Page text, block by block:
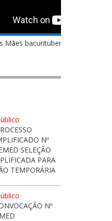
Nº
SELEÇÃO
PARA
TEMPORÁRIA
Nº